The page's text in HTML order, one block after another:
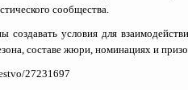
сообщества.
создавать условия для
составе жюри, номинациях и
27231697